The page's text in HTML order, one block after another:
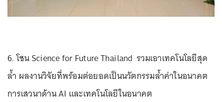
6. โซน Science for Future Thailand รวมเอาเทคโนโลยีสุด
ล้ำ ผลงานวิจัยที่พร้อมต่อยอดเป็นนวัตกรรมล้ำค่าในอนาคต
การเสวนาด้าน AI และเทคโนโลยีในอนาคต